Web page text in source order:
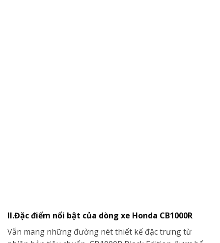
II.Đặc điểm nổi bật của dòng xe Honda CB1000R
Vẫn mang những đường nét thiết kế đặc trưng từ